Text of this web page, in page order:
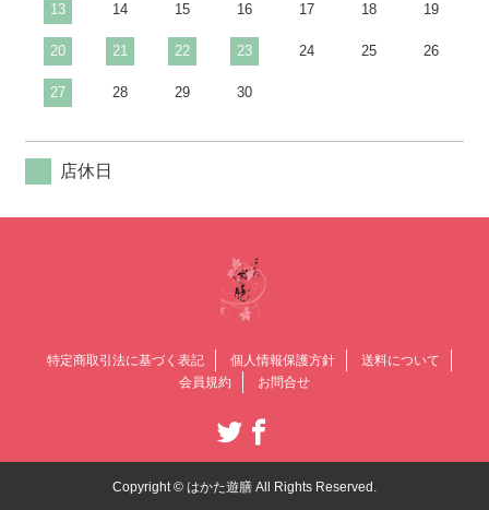
13 14 15 16 17 18 19
20 21 22 23 24 25 26
27 28 29 30
店休日
特定商取引法に基づく表記 個人情報保護方針
送料について
会員規約
お問合せ
Copyright © はかた遊膳 All Rights Reserved.